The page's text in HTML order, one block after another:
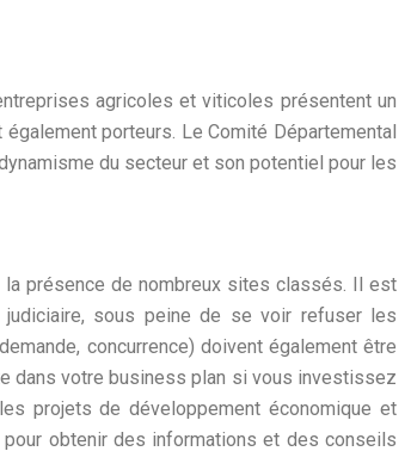
agricoles et viticoles présentent un
porteurs. Le Comité Départemental
du secteur et son potentiel pour les
la présence de nombreux sites classés. Il est
judiciaire, sous peine de se voir refuser les
concurrence) doivent également être
dans votre business plan si vous investissez
projets de développement économique et
pour obtenir des informations et des conseils